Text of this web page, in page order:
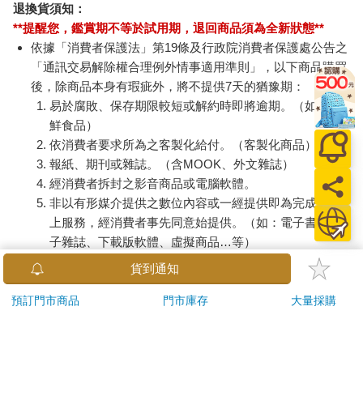
退換貨須知：
**提醒您，鑑賞期不等於試用期，退回商品須為全新狀態**
依據「消費者保護法」第19條及行政院消費者保護處公告之
「通訊交易解除權合理例外情事適用準則」，以下商品購買
後，除商品本身有瑕疵外，將不提供7天的猶豫期：
易於腐敗、保存期限較短或解約時即將逾期。（如：生
鮮食品）
依消費者要求所為之客製化給付。（客製化商品）
報紙、期刊或雜誌。（含MOOK、外文雜誌）
經消費者拆封之影音商品或電腦軟體。
非以有形媒介提供之數位內容或一經提供即為完成之線
上服務，經消費者事先同意始提供。（如：電子書、電
子雜誌、下載版軟體、虛擬商品…等）
已拆封之個人衛生用品。（如：內衣褲、刮鬍刀、除毛
若非上列種類商品，均享有到貨7天的猶豫期（含例假
貨到通知
預訂門市商品 門市庫存 大量採購